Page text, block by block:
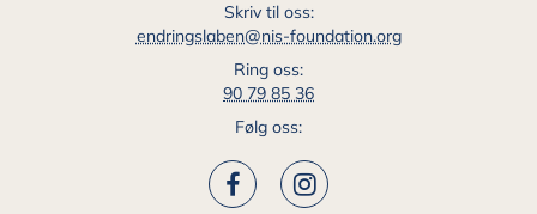
Skriv til oss:
endringslaben@nis-foundation.org
Ring oss:
90 79 85 36
Følg oss: